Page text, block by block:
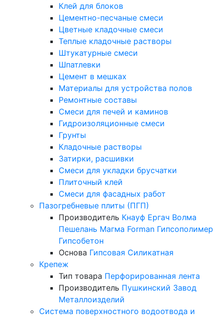
Клей для блоков
Цементно-песчаные смеси
Цветные кладочные смеси
Теплые кладочные растворы
Штукатурные смеси
Шпатлевки
Цемент в мешках
Материалы для устройства полов
Ремонтные составы
Смеси для печей и каминов
Гидроизоляционные смеси
Грунты
Кладочные растворы
Затирки, расшивки
Смеси для укладки брусчатки
Плиточный клей
Смеси для фасадных работ
Пазогребневые плиты (ПГП)
Производитель Кнауф Ергач Волма
Пешелань Магма Forman Гипсополимер
Гипсобетон
Основа Гипсовая Силикатная
Крепеж
Тип товара Перфорированная лента
Производитель Пушкинский Завод
Металлоизделий
Система поверхностного водоотвода и